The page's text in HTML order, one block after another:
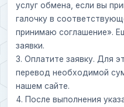
услуг обмена, если вы
галочку в
принимаю соглашение».
заявки.
3. Оплатите заявку. Для
перевод необходимой
нашем сайте.
4. После выполнения